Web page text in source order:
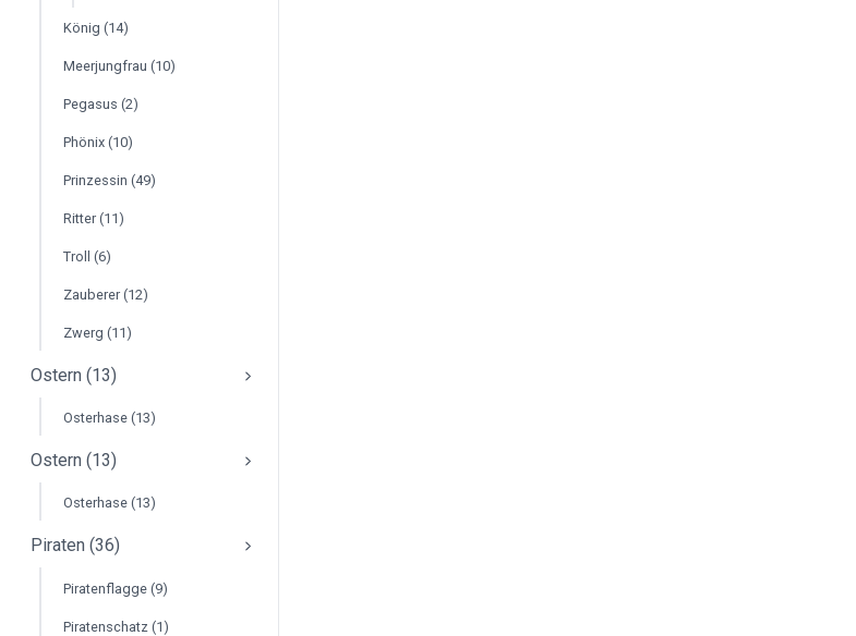
König (14)
Meerjungfrau (10)
Pegasus (2)
Phönix (10)
Prinzessin (49)
Ritter (11)
Troll (6)
Zauberer (12)
Zwerg (11)
Ostern (13)
Osterhase (13)
Ostern (13)
Osterhase (13)
Piraten (36)
Piratenflagge (9)
Piratenschatz (1)